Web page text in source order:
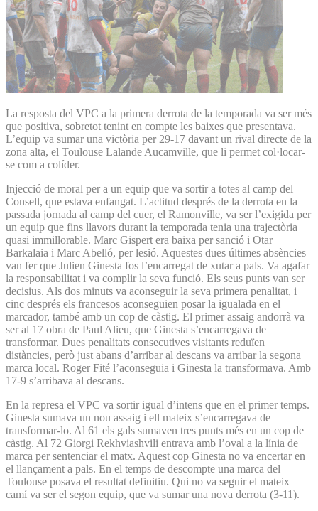
La resposta del VPC a la primera derrota de la temporada va ser més
que positiva, sobretot tenint en compte les baixes que presentava.
L’equip va sumar una victòria per 29-17 davant un rival directe de la
zona alta, el Toulouse Lalande Aucamville, que li permet col·locar-
se com a colíder.
Injecció de moral per a un equip que va sortir a totes al camp del
Consell, que estava enfangat. L’actitud després de la derrota en la
passada jornada al camp del cuer, el Ramonville, va ser l’exigida per
un equip que fins llavors durant la temporada tenia una trajectòria
quasi immillorable. Marc Gispert era baixa per sanció i Otar
Barkalaia i Marc Abelló, per lesió. Aquestes dues últimes absències
van fer que Julien Ginesta fos l’encarregat de xutar a pals. Va agafar
la responsabilitat i va complir la seva funció. Els seus punts van ser
decisius. Als dos minuts va aconseguir la seva primera penalitat, i
cinc després els francesos aconseguien posar la igualada en el
marcador, també amb un cop de càstig. El primer assaig andorrà va
ser al 17 obra de Paul Alieu, que Ginesta s’encarregava de
transformar. Dues penalitats consecutives visitants reduïen
distàncies, però just abans d’arribar al descans va arribar la segona
marca local. Roger Fité l’aconseguia i Ginesta la transformava. Amb
17-9 s’arribava al descans.
En la represa el VPC va sortir igual d’intens que en el primer temps.
Ginesta sumava un nou assaig i ell mateix s’encarregava de
transformar-lo. Al 61 els gals sumaven tres punts més en un cop de
càstig. Al 72 Giorgi Rekhviashvili entrava amb l’oval a la línia de
marca per sentenciar el matx. Aquest cop Ginesta no va encertar en
el llançament a pals. En el temps de descompte una marca del
Toulouse posava el resultat definitiu. Qui no va seguir el mateix
camí va ser el segon equip, que va sumar una nova derrota (3-11).